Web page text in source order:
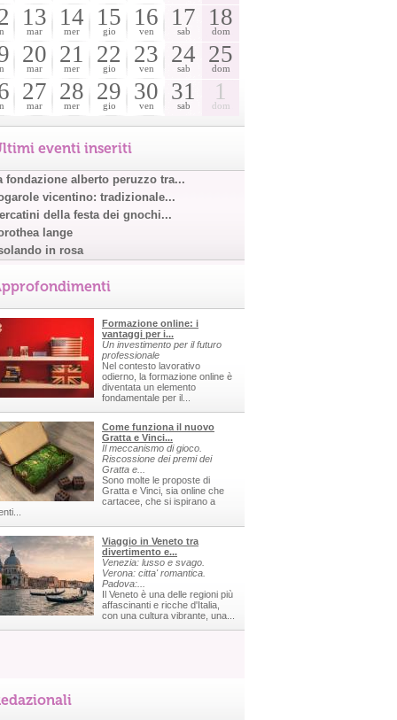
13
mar
14
mer
15
gio
16
ven
17
sab
18
dom
20
mar
21
mer
22
gio
23
ven
24
sab
25
dom
27
mar
28
mer
29
gio
30
ven
31
sab
1
dom
eventi inseriti
fondazione alberto peruzzo tra...
vicentino: tradizionale...
della festa dei gnochi...
lange
in rosa
Formazione online: i
vantaggi per i...
Un investimento per il futuro
professionale
Nel contesto lavorativo
odierno, la formazione online è
diventata un elemento
fondamentale per il...
Come funziona il nuovo
Gratta e Vinci...
Il meccanismo di gioco.
Riscossione dei premi dei
Gratta e...
Sono molte le proposte di
Gratta e Vinci, sia online che
cartacee, che si ispirano a
Viaggio in Veneto tra
divertimento e...
Venezia: lusso e svago.
Verona: citta' romantica.
Padova:...
Il Veneto è una delle regioni più
affascinanti e ricche d'Italia,
con una cultura vibrante, una...